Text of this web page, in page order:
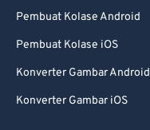
Pembuat Kolase Android
Pembuat Kolase iOS
Konverter Gambar Android
Konverter Gambar iOS